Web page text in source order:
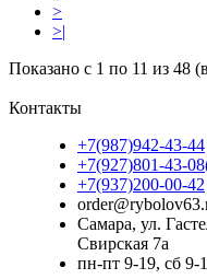
>
>|
Показано с 1 по 11 из 48
Контакты
+7(987)942-43-44
+7(927)801-43-
+7(937)200-00-42
Самара, ул.
Свирская 7а
пн-пт 9-19, сб 9-